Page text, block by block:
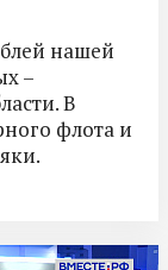
нашей
–
В
флота и